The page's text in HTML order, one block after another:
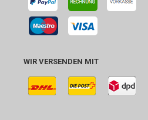
WIR VERSENDEN MIT